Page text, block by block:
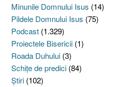
Minunile Domnului Isus (14)
Pildele Domnului Isus (75)
Podcast (1.329)
Proiectele Bisericii (1)
Roada Duhului (3)
Schiţe de predici (84)
Ştiri (102)